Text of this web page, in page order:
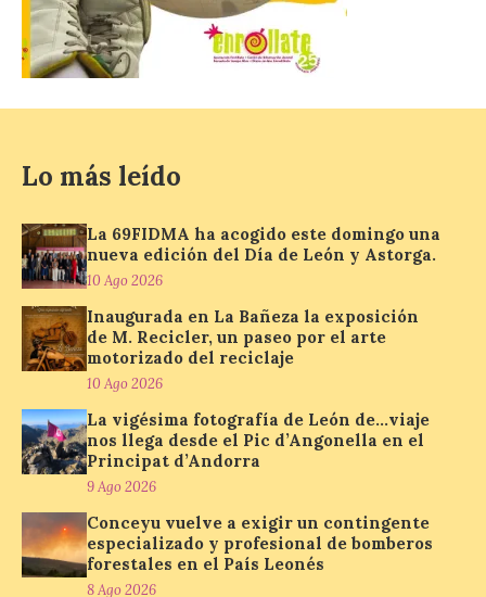
Recupera la memoria de
los monasterios como
espacios de acogida. La
exposición itinerante de acceso libre. El
El delegado del Gobierno
participa en la XVII Feria
Agroalimentaria de El
Espino, una cita que pone
en valor los productos, la
gastronomía y la artesanía
del Bierzo
10 Ago 2026
Nicanor Sen reivindica en
El Espino el compromiso
del Gobierno de España
con los pueblos y el medio
rural. Sen destaca la
Lo más leído
La 69FIDMA ha acogido este domingo una
nueva edición del Día de León y Astorga.
10 Ago 2026
Inaugurada en La Bañeza la exposición
de M. Recicler, un paseo por el arte
motorizado del reciclaje
10 Ago 2026
La vigésima fotografía de León de…viaje
nos llega desde el Pic d’Angonella en el
Principat d’Andorra
9 Ago 2026
Conceyu vuelve a exigir un contingente
especializado y profesional de bomberos
forestales en el País Leonés
8 Ago 2026